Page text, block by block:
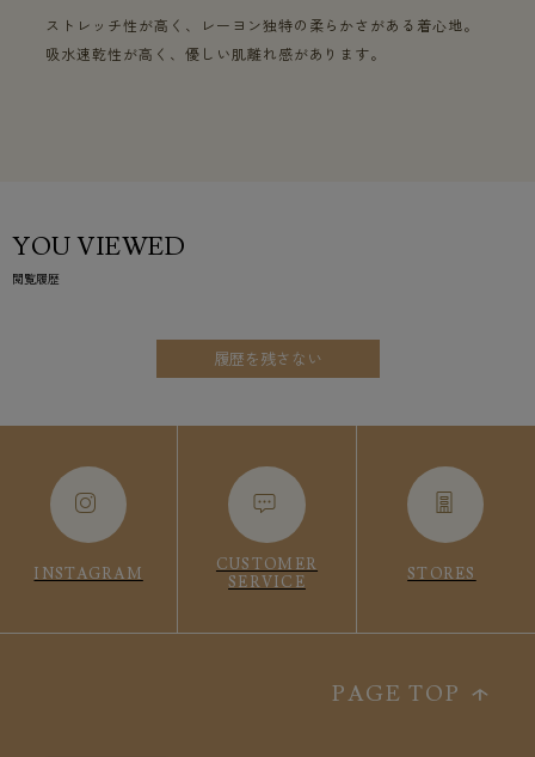
ストレッチ性が高く、レーヨン独特の柔らかさがある着心地。
吸水速乾性が高く、優しい肌離れ感があります。
YOU VIEWED
閲覧履歴
履歴を残さない
INSTAGRAM
CUSTOMER
SERVICE
STORES
PAGE TOP